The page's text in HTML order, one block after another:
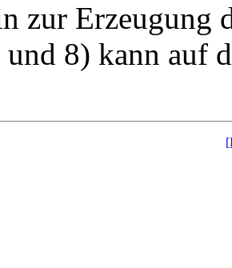
zur Erzeugung
und 8) kann auf